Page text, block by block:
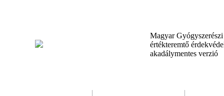
Magyar
értékteremtő
akadálymentes verzió